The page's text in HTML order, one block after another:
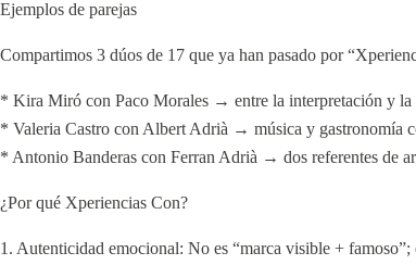
Ejemplos de parejas
Compartimos 3 dúos de 17 que ya han pasado por
* Kira Miró con Paco Morales → entre la interpretación y la
* Valeria Castro con Albert Adrià → música y gastronomía
* Antonio Banderas con Ferran Adrià → dos referentes de
¿Por qué Xperiencias Con?
1. Autenticidad emocional: No es “marca visible +